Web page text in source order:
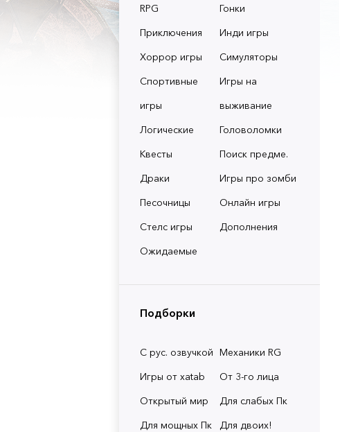
RPG
Гонки
Приключения
Инди игры
Хоррор игры
Симуляторы
Спортивные
игры
Игры на
выживание
Логические
Головоломки
Квесты
Поиск предме.
Драки
Игры про зомби
Песочницы
Онлайн игры
Стелс игры
Дополнения
Ожидаемые
Подборки
С рус. озвучкой Механики RG
Игры от xatab
От 3-го лица
Открытый мир
Для слабых Пк
Для мощных Пк
Для двоих!